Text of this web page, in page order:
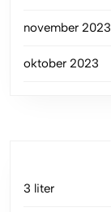
november 2023
oktober 2023
3 liter